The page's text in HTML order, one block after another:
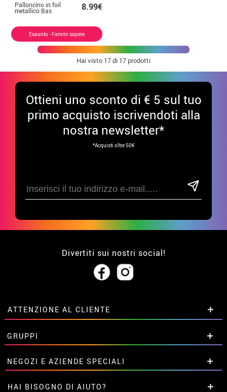
Palloncino in foil
metallico Bas 8.99€
Esaurito - Fammi sapere
Hai visto 17di 17 prodotti
Ottieni uno sconto di € 5 sul tuo
primo acquisto iscrivendoti alla
nostra newsletter*
*Acquisti oltre 50€
Divertiti sui nostri social!
ATTENZIONE AL CLIENTE
• Su di noi
• Condizioni di vendita
• Avviso legale privacy
• Attenzione al cliente
• Utilizzo dei cookies
GRUPPI
Sconti speciali per gruppi.
Contattaci qui
NEGOZI E AZIENDE SPECIALI
Sconti speciali per gruppi.
HAI BISOGNO DI AIUTO?